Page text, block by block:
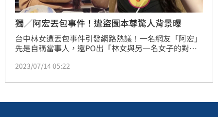
獨／阿宏丟包事件！遭盜圖本尊驚人背景曝
台中林女遭丟包事件引發網路熱議！一名網友「阿宏」
先是自稱當事人，還PO出「林女與另一名女子的對比
她就是法拍天王之子、寬頻房訊董事長游登傑的愛妻邱
2023/07/14 05:22